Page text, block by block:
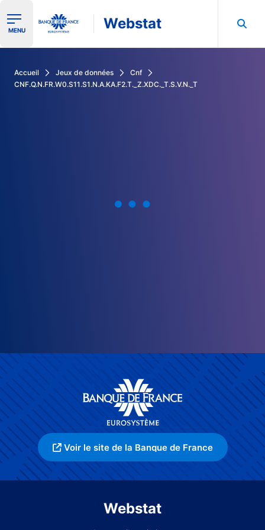
Ouvrir le menu de navigation
MENU Webstat
Accueil Jeux de données
Cnf
CNF.Q.N.FR.W0.S11.S1.N.A.KA.F2.T._Z.XDC._T.S.V.N._T
Voir le site de la Banque de France
Webstat